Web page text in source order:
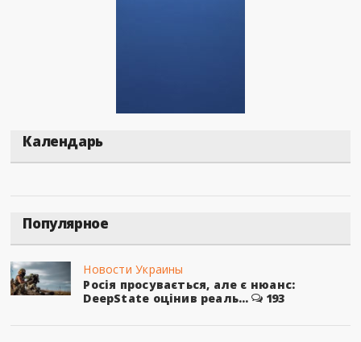
Календарь
Популярное
Новости Украины
Росія просувається, але є нюанс:
DeepState оцінив реаль...
193